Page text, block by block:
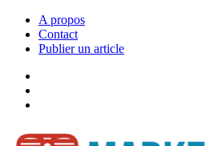
A propos
Contact
Publier un article